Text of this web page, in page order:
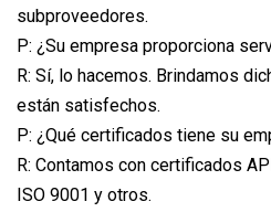
subproveedores.
P: ¿Su empresa proporciona
R: Sí, lo hacemos. Brindamos
están satisfechos.
P: ¿Qué certificados tiene su
R: Contamos con certificados
ISO 9001 y otros.